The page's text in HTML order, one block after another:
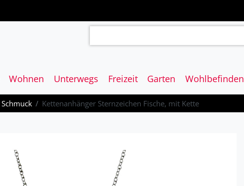
Wohnen Unterwegs Freizeit Garten Wohlbefinden
Schmuck Kettenanhänger Sternzeichen Fische, mit Kette